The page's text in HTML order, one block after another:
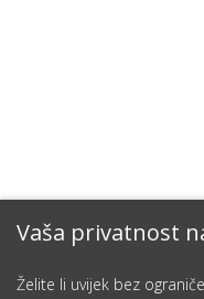
Vaša privatnost
Želite li uvijek bez